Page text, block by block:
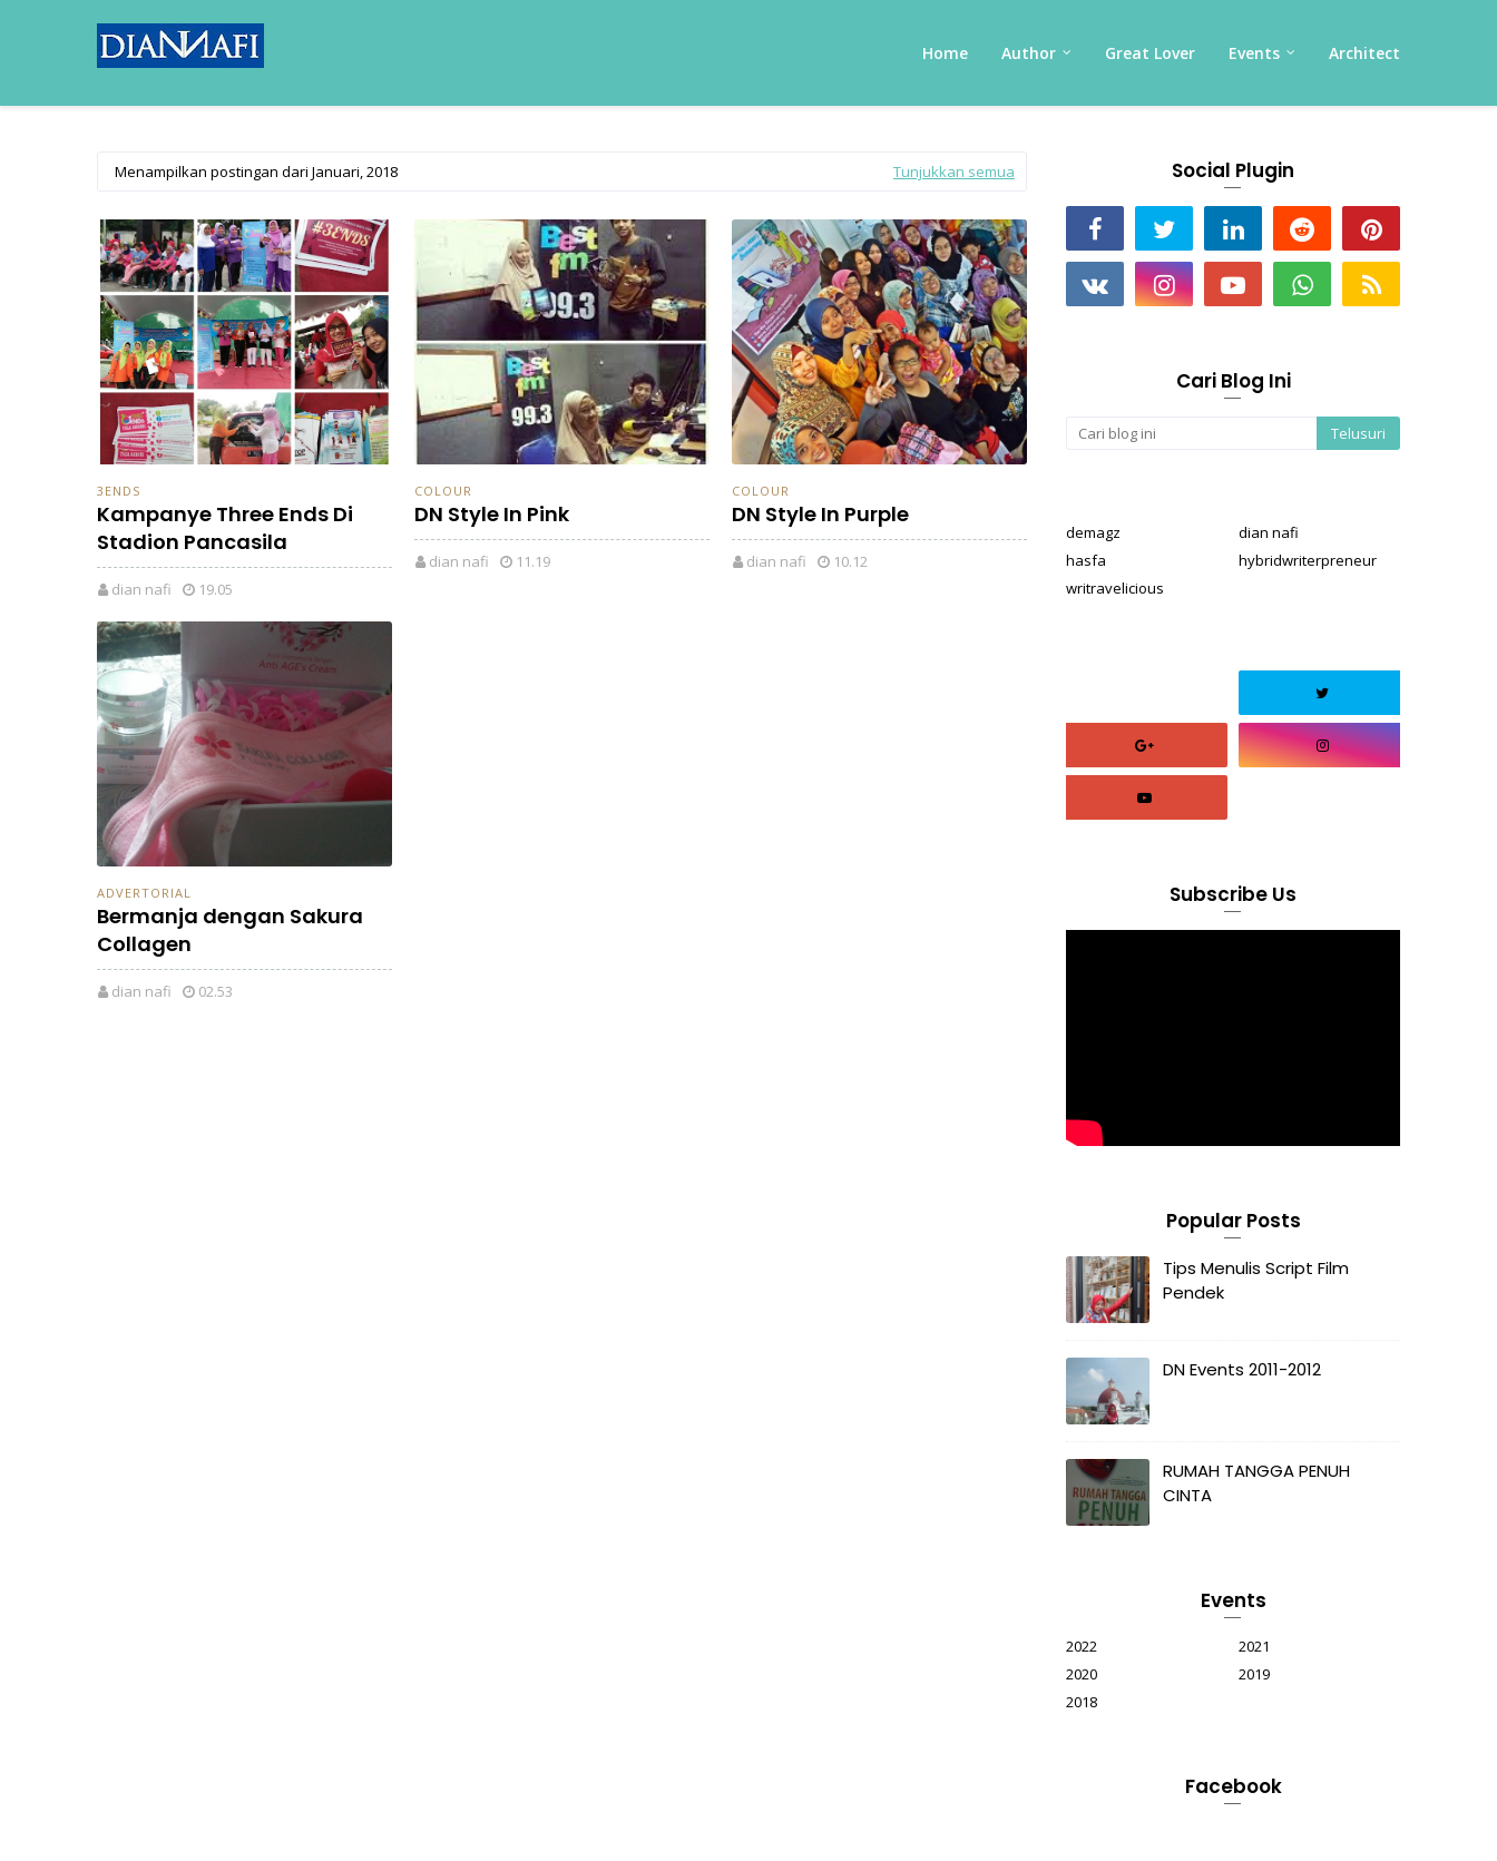
Home Author Great Lover Events Architect
Menampilkan postingan dari Januari, 2018 Tunjukkan semua
3ENDS
Kampanye Three Ends Di
Stadion Pancasila
dian nafi 19.05
COLOUR
DN Style In Pink
dian nafi 11.19
COLOUR
DN Style In Purple
dian nafi 10.12
ADVERTORIAL
Bermanja dengan Sakura
Collagen
dian nafi 02.53
Social Plugin
Cari Blog Ini
demagz
dian nafi
hasfa
hybridwriterpreneur
writravelicious
Subscribe Us
Popular Posts
Tips Menulis Script Film
Pendek
DN Events 2011-2012
RUMAH TANGGA PENUH
CINTA
Events
2022
2021
2020
2019
2018
Facebook